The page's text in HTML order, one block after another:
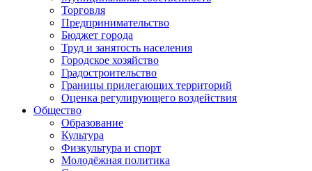
Торговля
Предпринимательство
Бюджет города
Труд и занятость населения
Городское хозяйство
Градостроительство
Границы прилегающих территорий
Оценка регулирующего воздействия
Общество
Образование
Культура
Физкультура и спорт
Молодёжная политика